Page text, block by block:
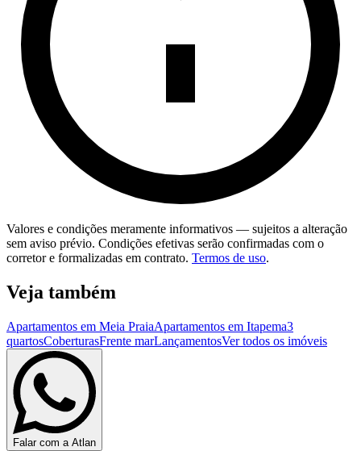
Valores e condições meramente informativos — sujeitos a alteração
sem aviso prévio. Condições efetivas serão confirmadas com o
corretor e formalizadas em contrato. Termos de uso.
Veja também
Apartamentos em Meia PraiaApartamentos em Itapema3
quartosCoberturasFrente marLançamentosVer todos os imóveis
Falar com a Atlan